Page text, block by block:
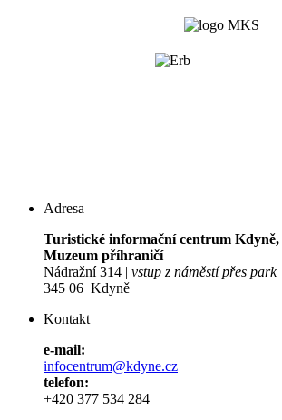
Adresa
Turistické informační centrum Kdyně,
Muzeum příhraničí
Nádražní 314 | vstup z náměstí přes park
345 06 Kdyně
Kontakt
e-mail:
infocentrum@kdyne.cz
telefon:
+420 377 534 284